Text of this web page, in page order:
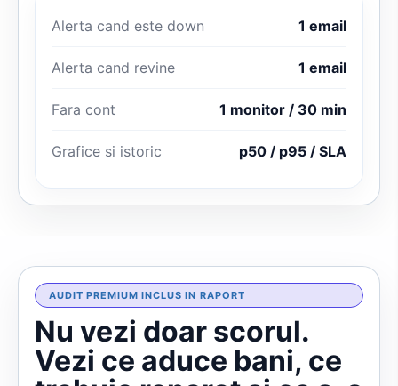
Alerta cand este down 1 email
Alerta cand revine 1 email
Fara cont 1 monitor / 30 min
Grafice si istoric p50 / p95 / SLA
AUDIT PREMIUM INCLUS IN RAPORT
Nu vezi doar scorul.
Vezi ce aduce bani, ce